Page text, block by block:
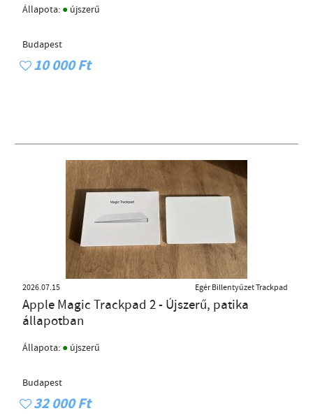
Állapota: ● újszerű
Budapest
10 000 Ft
2026.07.15 Egér Billentyűzet Trackpad
Apple Magic Trackpad 2 - Újszerű, patika
állapotban
Állapota: ● újszerű
Budapest
32 000 Ft